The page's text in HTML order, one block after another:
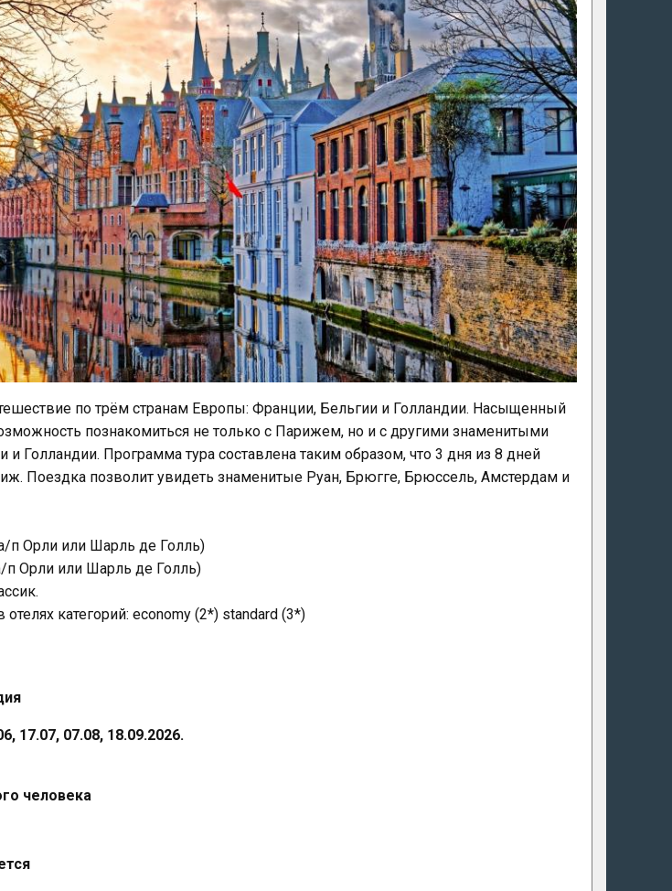
по трём странам Европы: Франции, Бельгии и Голландии. Насыщенный
познакомиться не только с Парижем, но и с другими знаменитыми
и Голландии. Программа тура составлена таким образом, что 3 дня из 8 дней
Поездка позволит увидеть знаменитые Руан, Брюгге, Брюссель, Амстердам и
п Орли или Шарль де Голль)
Орли или Шарль де Голль)
категорий: economy (2*) standard (3*)
17.07, 07.08, 18.09.2026.
человека